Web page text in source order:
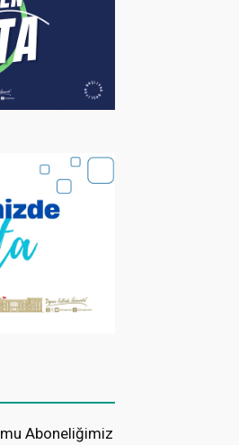
Aboneliğimiz